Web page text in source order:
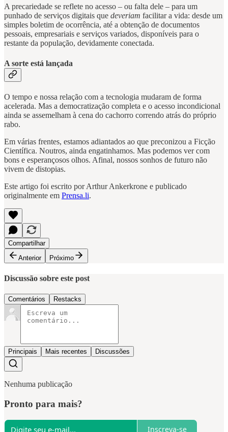
A precariedade se reflete no acesso – ou falta dele – para um
punhado de serviços digitais que deveriam facilitar a vida: desde um
simples boletim de ocorrência, até a obtenção de documentos
pessoais, empresariais e serviços variados, disponíveis para o
restante da população, devidamente conectada.
A sorte está lançada
O tempo e nossa relação com a tecnologia mudaram de forma
acelerada. Mas a democratização completa e o acesso incondicional
ainda se assemelham à cena do cachorro correndo atrás do próprio
rabo.
Em várias frentes, estamos adiantados ao que preconizou a Ficção
Científica. Noutros, ainda engatinhamos. Mas podemos ver com
bons e esperançosos olhos. Afinal, nossos sonhos de futuro não
vivem de distopias.
Este artigo foi escrito por Arthur Ankerkrone e publicado
originalmente em Prensa.li.
Compartilhar
Anterior
Próximo
Discussão sobre este post
Comentários Restacks
Principais Mais recentes Discussões
Nenhuma publicação
Pronto para mais?
Inscreva-se